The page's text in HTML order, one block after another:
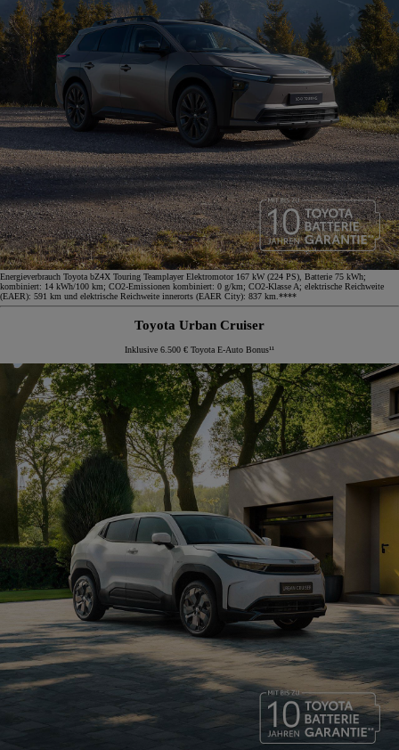
Energieverbrauch Toyota bZ4X Touring Teamplayer Elektromotor 167 kW (224 PS), Batterie 75 kWh;
kombiniert: 14 kWh/100 km; CO2-Emissionen kombiniert: 0 g/km; CO2-Klasse A; elektrische Reichweite
(EAER): 591 km und elektrische Reichweite innerorts (EAER City): 837 km.****
Toyota Urban Cruiser
Inklusive 6.500 € Toyota E-Auto Bonus¹¹